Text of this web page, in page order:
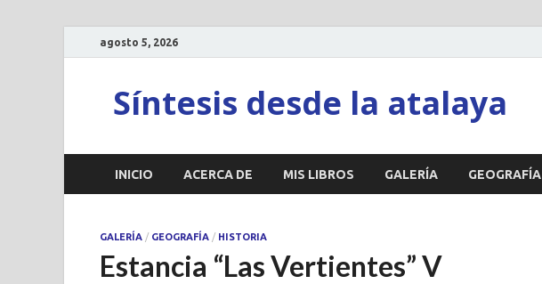
agosto 5, 2026
Síntesis desde la atalaya
INICIO ACERCA DE MIS LIBROS GALERÍA GEOGRAFÍA
GALERÍA / GEOGRAFÍA / HISTORIA
Estancia “Las Vertientes” V